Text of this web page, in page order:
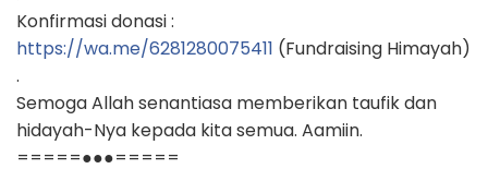
Konfirmasi donasi :
https://wa.me/6281280075411 (Fundraising Himayah)
.
Semoga Allah senantiasa memberikan taufik dan
hidayah-Nya kepada kita semua. Aamiin.
=====●●●=====